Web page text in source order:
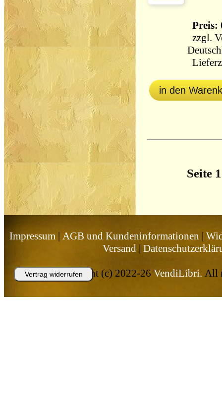
Preis:
zzgl.
in den
Seite
Impressum | AGB und Kundeninformationen |
Versand|
Copyright (c) 2022-26 VendiLibri. All
Vertrag widerrufen